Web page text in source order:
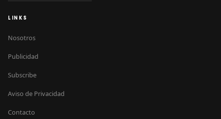
LINKS
Nosotros
Publicidad
Subscribe
Aviso de Privacidad
Contacto